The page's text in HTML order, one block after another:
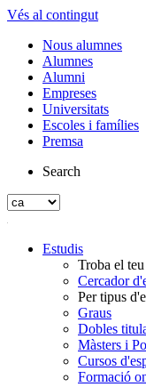
Vés al contingut
Nous alumnes
Alumnes
Alumni
Empreses
Universitats
Escoles i famílies
Premsa
Search
Estudis
Troba el
Cercador
Per tipus
Graus
Dobles
Màsters i
Cursos
Formació